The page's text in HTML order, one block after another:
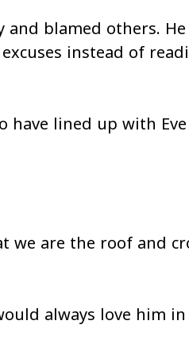
and blamed others.
instead of
have lined up with
we are the roof and
always love him